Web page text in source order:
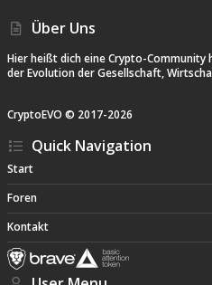
Über Uns
Hier heißt dich eine Crypto-
der Evolution der Gesellschaft,
CryptoEVO © 2017-2026
Quick Navigation
Start
Foren
Kontakt